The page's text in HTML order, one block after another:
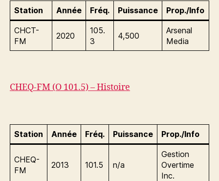
Station Année Fréq. Puissance Prop./Info
CHCT-
FM
2020
105.
3
4,500
Arsenal
Media
CHEQ-FM (O 101.5) – Histoire
Station Année Fréq. Puissance Prop./Info
CHEQ-
FM
2013 101.5 n/a
Gestion
Overtime
Inc.